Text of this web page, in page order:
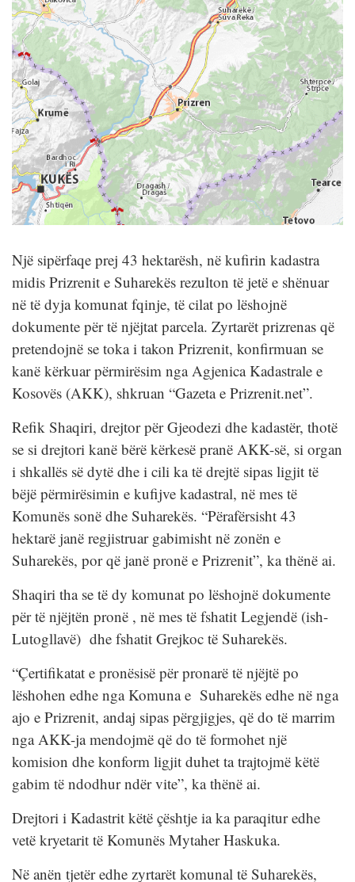
Një sipërfaqe prej 43 hektarësh, në kufirin kadastra
midis Prizrenit e Suharekës rezulton të jetë e shënuar
në të dyja komunat fqinje, të cilat po lëshojnë
dokumente për të njëjtat parcela. Zyrtarët prizrenas që
pretendojnë se toka i takon Prizrenit, konfirmuan se
kanë kërkuar përmirësim nga Agjenica Kadastrale e
Kosovës (AKK), shkruan “Gazeta e Prizrenit.net”.
Refik Shaqiri, drejtor për Gjeodezi dhe kadastër, thotë
se si drejtori kanë bërë kërkesë pranë AKK-së, si organ
i shkallës së dytë dhe i cili ka të drejtë sipas ligjit të
bëjë përmirësimin e kufijve kadastral, në mes të
Komunës sonë dhe Suharekës. “Përafërsisht 43
hektarë janë regjistruar gabimisht në zonën e
Suharekës, por që janë pronë e Prizrenit”, ka thënë ai.
Shaqiri tha se të dy komunat po lëshojnë dokumente
për të njëjtën pronë , në mes të fshatit Legjendë (ish-
Lutogllavë) dhe fshatit Grejkoc të Suharekës.
“Çertifikatat e pronësisë për pronarë të njëjtë po
lëshohen edhe nga Komuna e Suharekës edhe në nga
ajo e Prizrenit, andaj sipas përgjigjes, që do të marrim
nga AKK-ja mendojmë që do të formohet një
komision dhe konform ligjit duhet ta trajtojmë këtë
gabim të ndodhur ndër vite”, ka thënë ai.
Drejtori i Kadastrit këtë çështje ia ka paraqitur edhe
vetë kryetarit të Komunës Mytaher Haskuka.
Në anën tjetër edhe zyrtarët komunal të Suharekës,